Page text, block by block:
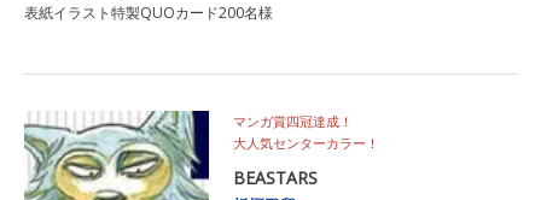
表紙イラスト特製QUOカード200名様
マンガ賞四冠達成！
大人気センターカラー！
BEASTARS